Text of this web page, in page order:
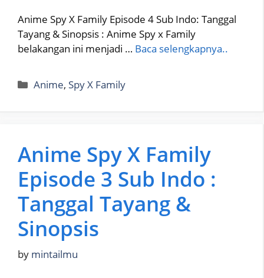
Anime Spy X Family Episode 4 Sub Indo: Tanggal
Tayang & Sinopsis : Anime Spy x Family
belakangan ini menjadi … Baca selengkapnya..
Categories
Anime, Spy X Family
Anime Spy X Family
Episode 3 Sub Indo :
Tanggal Tayang &
Sinopsis
by mintailmu